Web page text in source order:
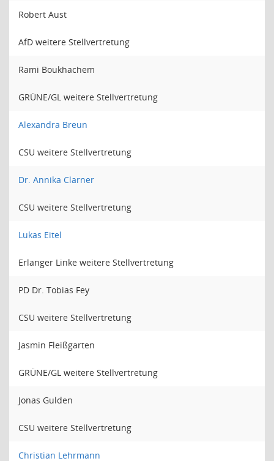
Robert Aust
AfD weitere Stellvertretung
Rami Boukhachem
GRÜNE/GL weitere Stellvertretung
Alexandra Breun
CSU weitere Stellvertretung
Dr. Annika Clarner
CSU weitere Stellvertretung
Lukas Eitel
Erlanger Linke weitere Stellvertretung
PD Dr. Tobias Fey
CSU weitere Stellvertretung
Jasmin Fleißgarten
GRÜNE/GL weitere Stellvertretung
Jonas Gulden
CSU weitere Stellvertretung
Christian Lehrmann